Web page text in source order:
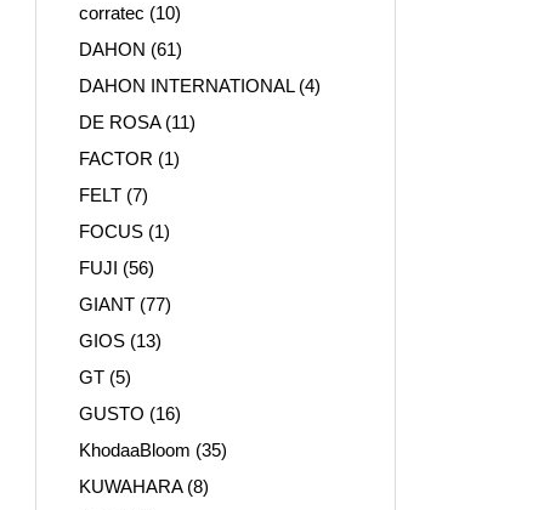
corratec (10)
DAHON (61)
DAHON INTERNATIONAL(4)
DE ROSA(11)
FACTOR (1)
FELT (7)
FOCUS (1)
FUJI (56)
GIANT (77)
GIOS (13)
GT (5)
GUSTO (16)
KhodaaBloom (35)
KUWAHARA(8)